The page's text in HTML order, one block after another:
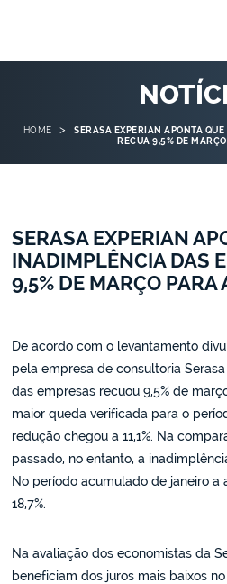
HOME >
SERASA EXPERIAN APONTA
RECUA 9,5% DE
SERASA EXPERIAN
INADIMPLÊNCIA DAS
9,5% DE MARÇO PARA
De acordo com o levantamento
pela empresa de consultoria
das empresas recuou 9,5% de
maior queda verificada para o
redução chegou a 11,1%. Na
passado, no entanto, a
No período acumulado de janeiro a
18,7%.
Na avaliação dos economistas da
beneficiam dos juros mais baixos